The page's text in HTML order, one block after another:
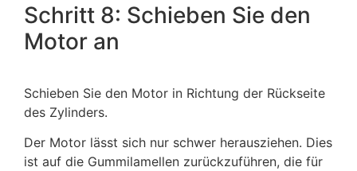
Schritt 8: Schieben Sie den
Motor an
Schieben Sie den Motor in Richtung der Rückseite
des Zylinders.
Der Motor lässt sich nur schwer herausziehen. Dies
ist auf die Gummilamellen zurückzuführen, die für